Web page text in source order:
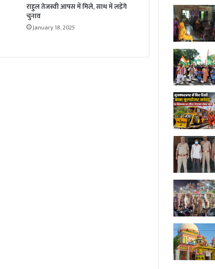
राहुल तेजस्वी आपस में मिले, साथ में लड़ेंगे
चुनाव
January 18, 2025